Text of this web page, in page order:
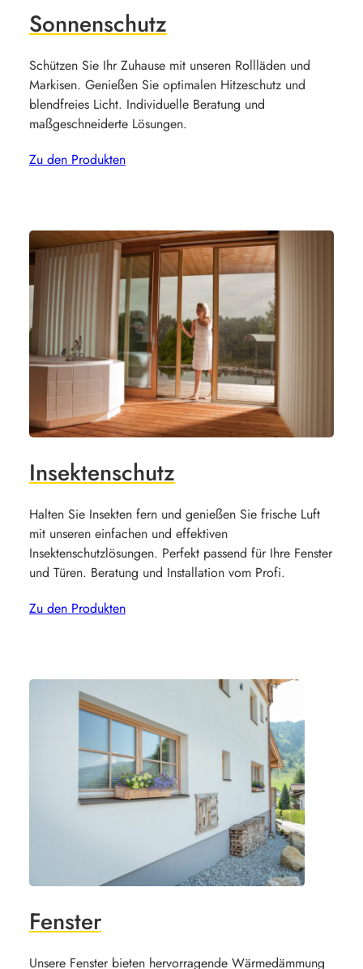
Sonnenschutz
Schützen Sie Ihr Zuhause mit unseren Rollläden und
Markisen. Genießen Sie optimalen Hitzeschutz und
blendfreies Licht. Individuelle Beratung und
maßgeschneiderte Lösungen.
Zu den Produkten
Insektenschutz
Halten Sie Insekten fern und genießen Sie frische Luft
mit unseren einfachen und effektiven
Insektenschutzlösungen. Perfekt passend für Ihre Fenster
und Türen. Beratung und Installation vom Profi.
Zu den Produkten
Fenster
Unsere Fenster bieten hervorragende Wärmedämmung